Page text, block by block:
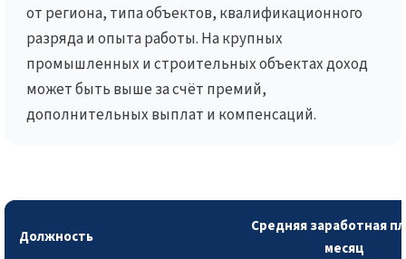
от региона, типа объектов, квалификационного
разряда и опыта работы. На крупных
промышленных и строительных объектах доход
может быть выше за счёт премий,
дополнительных выплат и компенсаций.
Должность
Средняя заработная
месяц